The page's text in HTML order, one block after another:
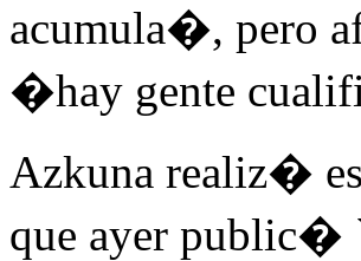
acumula�, pero
�hay gente
Azkuna realiz�
que ayer public�